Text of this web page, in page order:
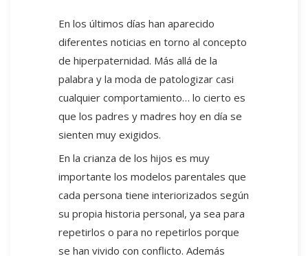
En los últimos días han aparecido
diferentes noticias en torno al concepto
de hiperpaternidad. Más allá de la
palabra y la moda de patologizar casi
cualquier comportamiento… lo cierto es
que los padres y madres hoy en día se
sienten muy exigidos.
En la crianza de los hijos es muy
importante los modelos parentales que
cada persona tiene interiorizados según
su propia historia personal, ya sea para
repetirlos o para no repetirlos porque
se han vivido con conflicto. Además